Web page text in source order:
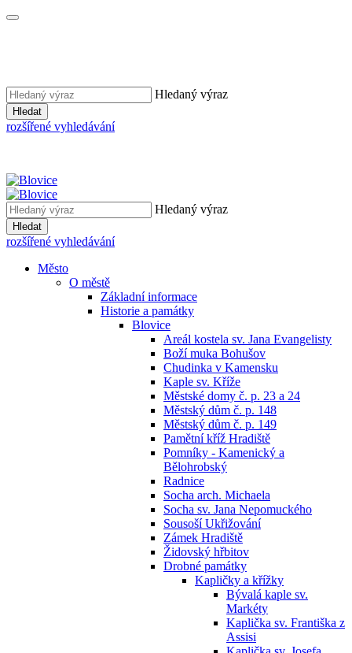
Hledaný výraz
Hledat
rozšířené vyhledávání
Hledaný výraz
Hledat
rozšířené vyhledávání
Město
O městě
Základní informace
Historie a památky
Blovice
Areál kostela sv. Jana Evangelisty
Boží muka Bohušov
Chudinka v Kamensku
Kaple sv. Kříže
Městské domy č. p. 23 a 24
Městský dům č. p. 148
Městský dům č. p. 149
Pamětní kříž Hradiště
Pomníky - Kamenický a
Bělohrobský
Radnice
Socha arch. Michaela
Socha sv. Jana Nepomuckého
Sousoší Ukřižování
Zámek Hradiště
Židovský hřbitov
Drobné památky
Kapličky a křížky
Bývalá kaple sv.
Markéty
Kaplička sv. Františka z
Assisi